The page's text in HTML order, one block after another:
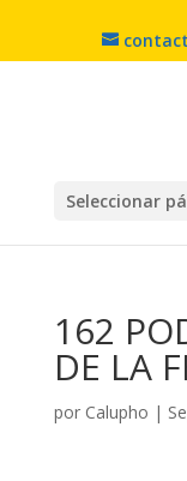
Seleccionar
162
DE LA
por Calupho |